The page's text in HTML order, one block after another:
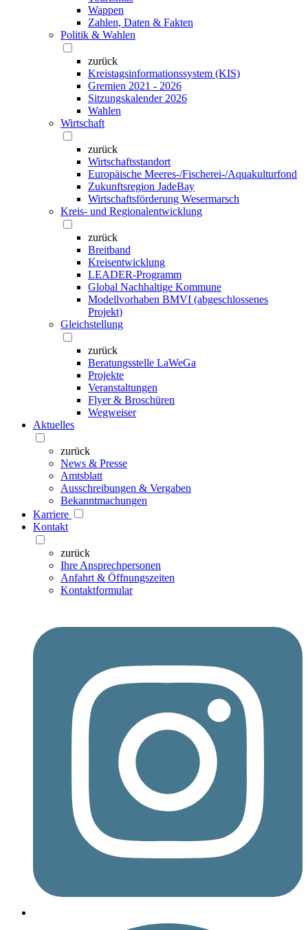
Wappen
Zahlen, Daten & Fakten
Politik & Wahlen
zurück
Kreistagsinformationssystem (KIS)
Gremien 2021 - 2026
Sitzungskalender 2026
Wahlen
Wirtschaft
zurück
Wirtschaftsstandort
Europäische Meeres-/Fischerei-/Aquakulturfond
Zukunftsregion JadeBay
Wirtschaftsförderung Wesermarsch
Kreis- und Regionalentwicklung
zurück
Breitband
Kreisentwicklung
LEADER-Programm
Global Nachhaltige Kommune
Modellvorhaben BMVI (abgeschlossenes
Projekt)
Gleichstellung
zurück
Beratungsstelle LaWeGa
Projekte
Veranstaltungen
Flyer & Broschüren
Wegweiser
Aktuelles
zurück
News & Presse
Amtsblatt
Ausschreibungen & Vergaben
Bekanntmachungen
Karriere
Kontakt
zurück
Ihre Ansprechpersonen
Anfahrt & Öffnungszeiten
Kontaktformular